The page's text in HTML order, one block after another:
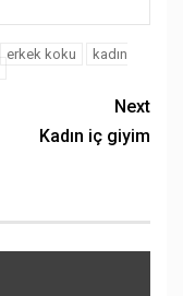
erkek koku
kadın
Next
Kadın iç giyim